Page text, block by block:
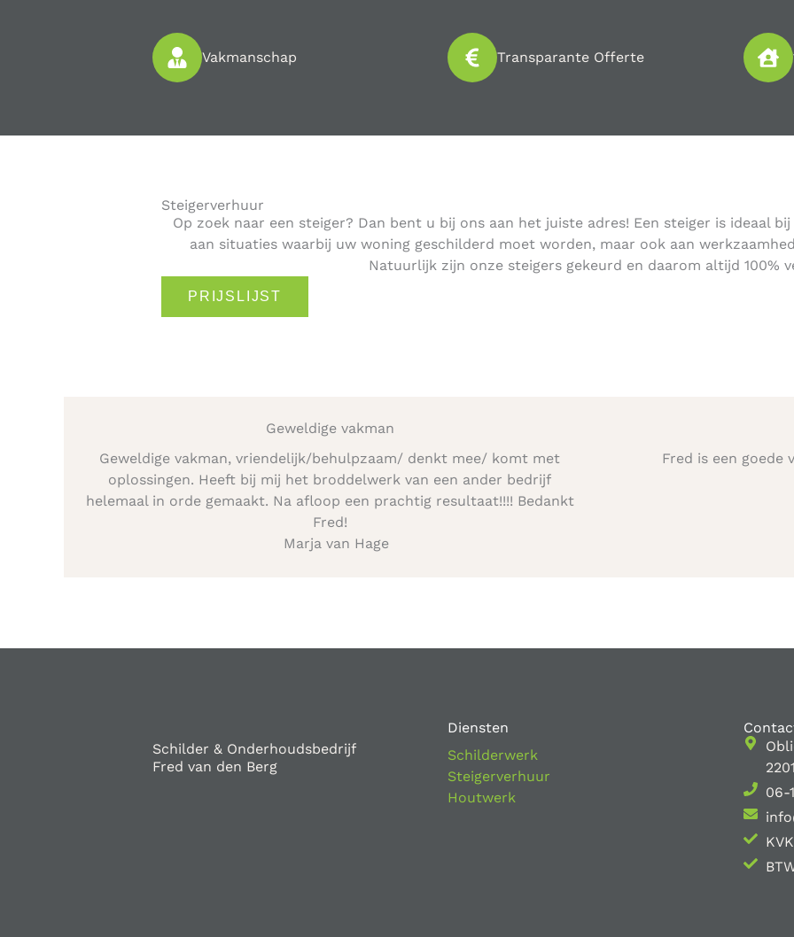
Vakmanschap Transparante Offerte
Steigerverhuur
Op zoek naar een steiger? Dan bent u bij ons aan het juiste adres! Een steiger is ideaal
aan situaties waarbij uw woning geschilderd moet worden, maar ook aan
Natuurlijk zijn onze steigers gekeurd en daarom altijd 100%
PRIJSLIJST
Geweldige vakman
Geweldige vakman, vriendelijk/behulpzaam/ denkt mee/ komt met
oplossingen. Heeft bij mij het broddelwerk van een ander bedrijf
helemaal in orde gemaakt. Na afloop een prachtig resultaat!!!! Bedankt
Fred!
Marja van Hage
Fred is een goede
Schilder & Onderhoudsbedrijf
Fred van den Berg
Diensten
Schilderwerk
Steigerverhuur
Houtwerk
06-